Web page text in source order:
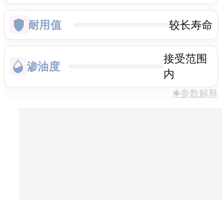
耐用值 较长寿命
渗油度
接受范围
内
✱参数解释